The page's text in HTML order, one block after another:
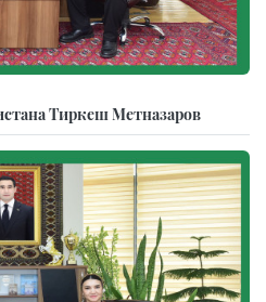
Тиркеш Мeтназаров